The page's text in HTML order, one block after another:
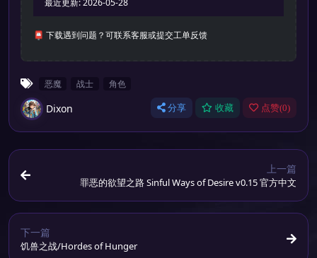
📮 下载遇到问题？可联系客服或提交工单反馈
恶魔 战士 角色
Dixon 分享 收藏 点赞(0)
上一篇
罪恶的欲望之路 Sinful Ways of Desire v0.15 官方中文
下一篇
饥兽之战/Hordes of Hunger